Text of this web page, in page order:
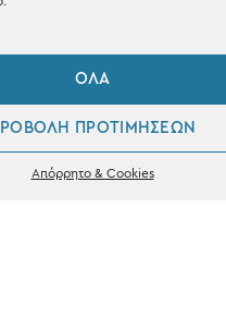
ΌΛΑ
ΠΡΟΤΙΜΉΣΕΩΝ
Απόρρητο & Cookies
κανένα προϊόν που να
με την επιλογή σας.
2421 217300
Τετ / Σαβ: 09:00 - 15:00
/ Πεμ / Παρ: 09:00 - 21:00
Φίλτρα